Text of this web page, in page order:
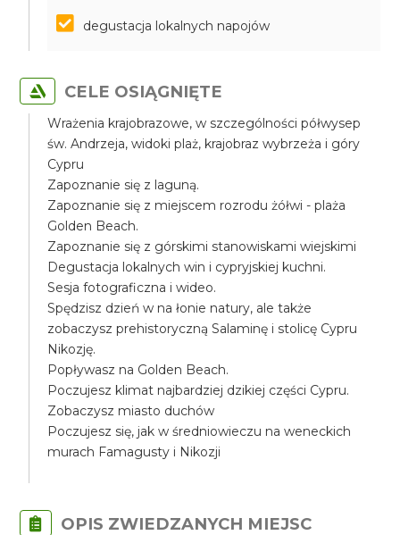
degustacja lokalnych napojów
CELE OSIĄGNIĘTE
Wrażenia krajobrazowe, w szczególności półwysep
św. Andrzeja, widoki plaż, krajobraz wybrzeża i góry
Cypru
Zapoznanie się z laguną.
Zapoznanie się z miejscem rozrodu żółwi - plaża
Golden Beach.
Zapoznanie się z górskimi stanowiskami wiejskimi
Degustacja lokalnych win i cypryjskiej kuchni.
Sesja fotograficzna i wideo.
Spędzisz dzień w na łonie natury, ale także
zobaczysz prehistoryczną Salaminę i stolicę Cypru
Nikozję.
Popływasz na Golden Beach.
Poczujesz klimat najbardziej dzikiej części Cypru.
Zobaczysz miasto duchów
Poczujesz się, jak w średniowieczu na weneckich
murach Famagusty i Nikozji
OPIS ZWIEDZANYCH MIEJSC